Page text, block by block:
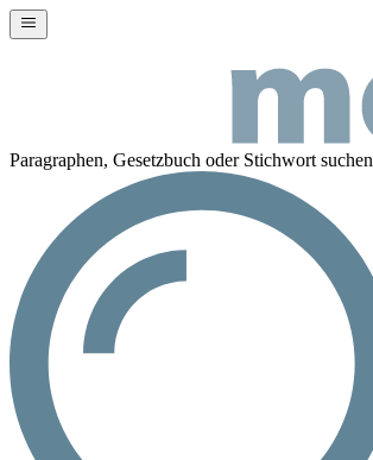
Paragraphen, Gesetzbuch oder Stichwort suchen